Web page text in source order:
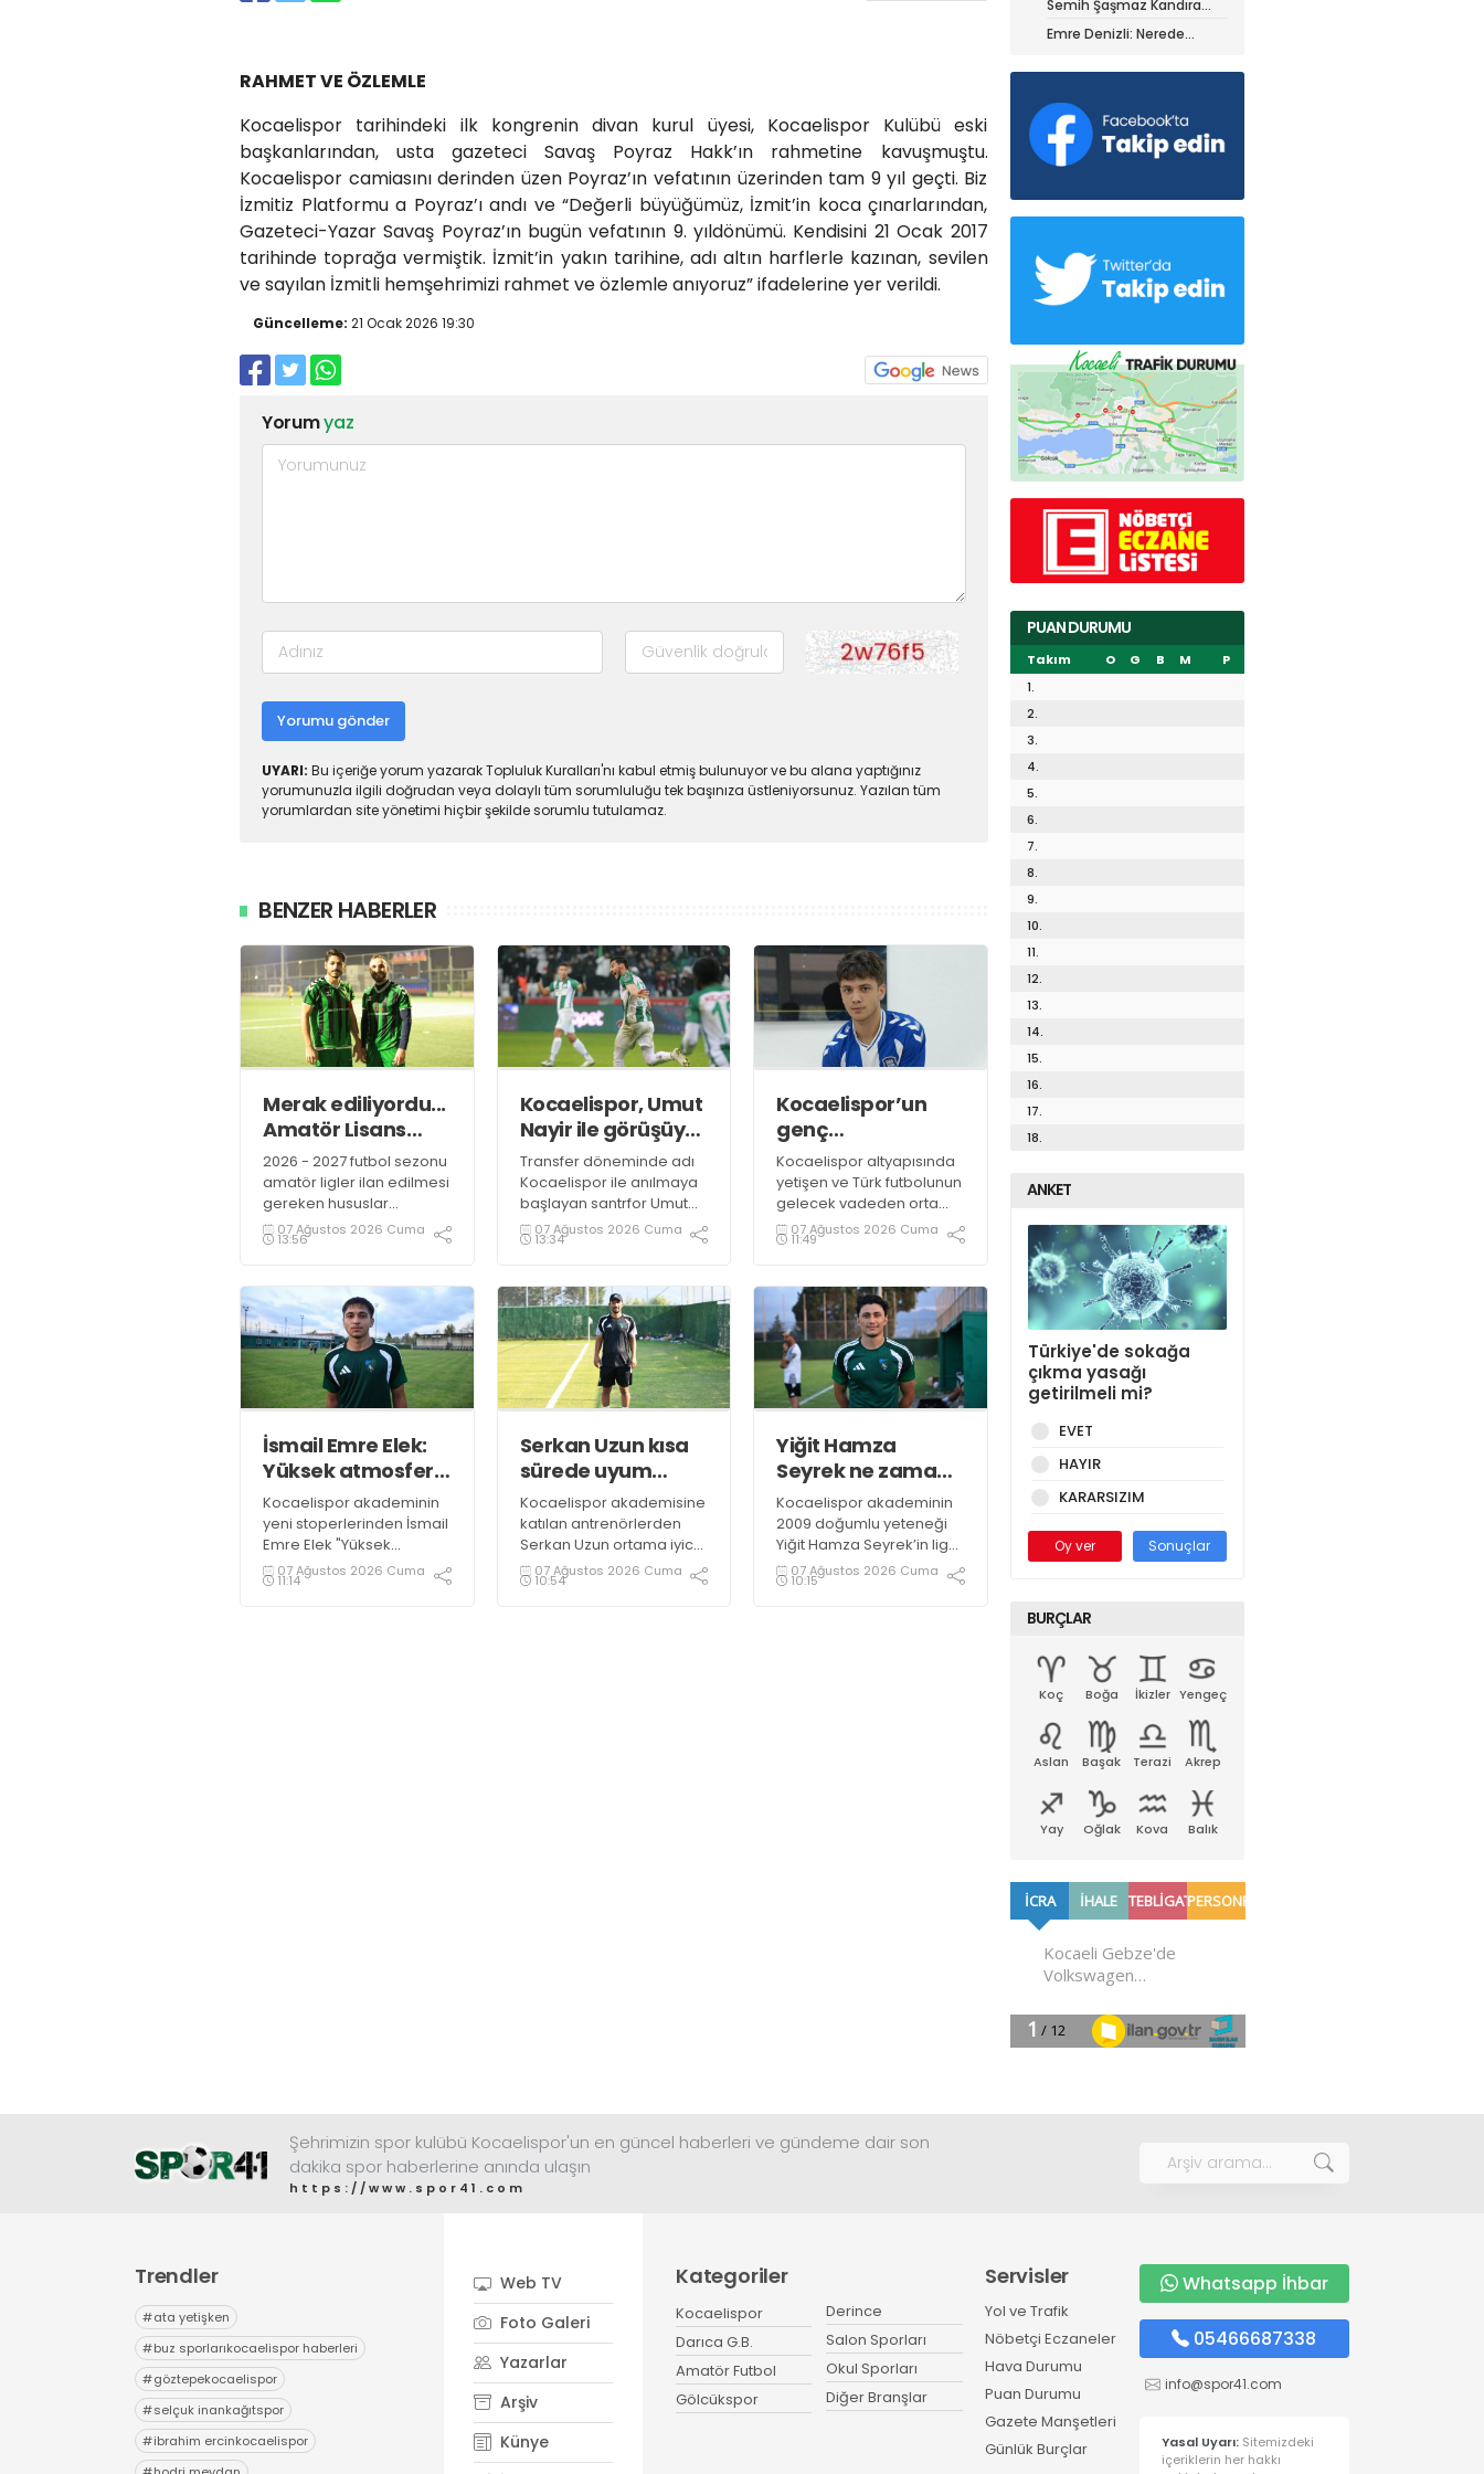
RAHMET VE ÖZLEMLE
Kocaelispor tarihindeki ilk kongrenin divan kurul üyesi, Kocaelispor Kulübü eski
başkanlarından, usta gazeteci Savaş Poyraz Hakk’ın rahmetine kavuşmuştu.
Kocaelispor camiasını derinden üzen Poyraz’ın vefatının üzerinden tam 9 yıl geçti. Biz
İzmitiz Platformu a Poyraz’ı andı ve “Değerli büyüğümüz, İzmit’in koca çınarlarından,
Gazeteci-Yazar Savaş Poyraz’ın bugün vefatının 9. yıldönümü. Kendisini 21 Ocak 2017
tarihinde toprağa vermiştik. İzmit’in yakın tarihine, adı altın harflerle kazınan, sevilen
ve sayılan İzmitli hemşehrimizi rahmet ve özlemle anıyoruz” ifadelerine yer verildi.
Güncelleme: 21 Ocak 2026 19:30
Yorumyaz
Yorumu gönder
UYARI: Bu içeriğe yorum yazarak Topluluk Kuralları'nı kabul etmiş bulunuyor ve bu alana yaptığınız
yorumunuzla ilgili doğrudan veya dolaylı tüm sorumluluğu tek başınıza üstleniyorsunuz. Yazılan tüm
yorumlardan site yönetimi hiçbir şekilde sorumlu tutulamaz.
BENZER HABERLER
Merak ediliyordu...
Amatör Lisans
İşlem Bedelleri
belli oldu
2026 - 2027 futbol sezonu
amatör ligler ilan edilmesi
gereken hususlar
açıklandı. En çok merak
edilen Amatör Lisans
İşte yeni rakamlar.
07 Ağustos 2026 Cuma
13:56
Kocaelispor, Umut
Nayir ile görüşüyor
mu?
Transfer döneminde adı
Kocaelispor ile anılmaya
başlayan santrfor Umut
Nayir için ortaya atılan
iddiaların gerçeği
07 Ağustos 2026 Cuma
13:34
Kocaelispor’un
genç
yeteneğiydi… Biga
ile anlaştı
Kocaelispor altyapısında
yetişen ve Türk futbolunun
gelecek vadeden orta
saha oyuncuları arasında
gösterilen Yağız Yolcu'nun
takımlarından Bigaspor ile
1+1 yıllık anlaşma sağladı.
07 Ağustos 2026 Cuma
11:49
İsmail Emre Elek:
Yüksek atmosferli
maçlara alışığım
Kocaelispor akademinin
yeni stoperlerinden İsmail
Emre Elek "Yüksek
atmosferli maçlara
alışığım" dedi.
07 Ağustos 2026 Cuma
11:14
Serkan Uzun kısa
sürede uyum
sağladı
Kocaelispor akademisine
katılan antrenörlerden
Serkan Uzun ortama iyice
ısındı. Uzun, yeşil siyahlı
kulüpte görev aldığı için
07 Ağustos 2026 Cuma
10:54
Yiğit Hamza
Seyrek ne zaman
sahalara
dönecek?
Kocaelispor akademinin
2009 doğumlu yeteneği
Yiğit Hamza Seyrek’in lige
kadar hazır olması
bekleniyor.
07 Ağustos 2026 Cuma
10:15
iz ile ayrıldı!
Semih Şaşmaz Kandıra
Gençlerbirliği’nde devam
dedi!
Emre Denizli: Nerede
PUAN DURUMU
Takım O G B M
P
1.
2.
3.
4.
5.
6.
7.
8.
9.
10.
11.
12.
13.
14.
15.
16.
17.
18.
ANKET
Türkiye'de sokağa
çıkma yasağı
getirilmeli mi?
EVET
HAYIR
KARARSIZIM
Oy ver Sonuçlar
BURÇLAR
Koç Boğa İkizler Yengeç
Aslan Başak Terazi Akrep
Yay Oğlak Kova Balık
Şehrimizin spor kulübü Kocaelispor'un en güncel haberleri ve gündeme dair son
dakika spor haberlerine anında ulaşın
https://www.spor41.com
Trendler
#ata yetişken
#buz sporlarıkocaelispor haberleri
#göztepekocaelispor
#selçuk inankağıtspor
#ibrahim ercinkocaelispor
Web TV
Foto Galeri
Yazarlar
Arşiv
Künye
Kategoriler
Kocaelispor
Darıca G.B.
Amatör Futbol
Gölcükspor
Derince
Salon Sporları
Okul Sporları
Diğer Branşlar
Servisler
Yol ve Trafik
Nöbetçi Eczaneler
Hava Durumu
Puan Durumu
Gazete Manşetleri
Günlük Burçlar
Whatsapp İhbar
05466687338
info@spor41.com
Yasal Uyarı: Sitemizdeki
içeriklerin her hakkı